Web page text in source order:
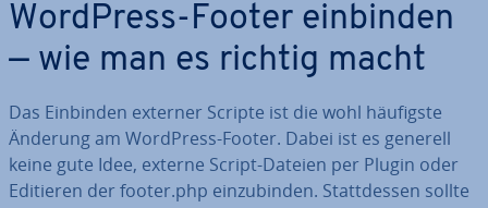
WordPress-Footer einbinden
— wie man es richtig macht
Das Einbinden externer Scripte ist die wohl häufigste
Änderung am WordPress-Footer. Dabei ist es generell
keine gute Idee, externe Script-Dateien per Plugin oder
Editieren der footer.php ein­zu­bin­den. Statt­des­sen sollte